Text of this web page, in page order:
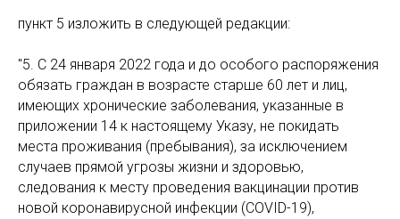
пункт 5 изложить в следующей редакции:
"5. С 24 января 2022 года и до особого распоряжения
обязать граждан в возрасте старше 60 лет и лиц,
имеющих хронические заболевания, указанные в
приложении 14 к настоящему Указу, не покидать
места проживания (пребывания), за исключением
случаев прямой угрозы жизни и здоровью,
следования к месту проведения вакцинации против
новой коронавирусной инфекции (COVID-19),